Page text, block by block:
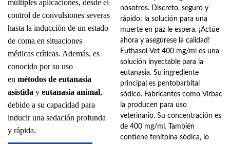
múltiples aplicaciones, desde el
control de convulsiones severas
hasta la inducción de un estado
de coma en situaciones
médicas críticas. Además, es
conocido por su uso
en métodos de eutanasia
asistida y eutanasia animal,
debido a su capacidad para
inducir una sedación profunda
y rápida.
nosotros. Discreto, seguro y
rápido: la solución para una
muerte en paz le espera. ¡Actúe
ahora y asegúrese la calidad!
Euthasol Vet 400 mg/ml es una
solución inyectable para la
eutanasia. Su ingrediente
principal es pentobarbital
sódico. Fabricantes como Virbac
la producen para uso
veterinario. Su concentración es
de 400 mg/ml. También
contiene fenitoína sódica, lo